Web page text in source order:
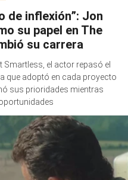
de inflexión”: Jon
su papel en The
su carrera
Smartless, el actor repasó el
que adoptó en cada proyecto
sus prioridades mientras